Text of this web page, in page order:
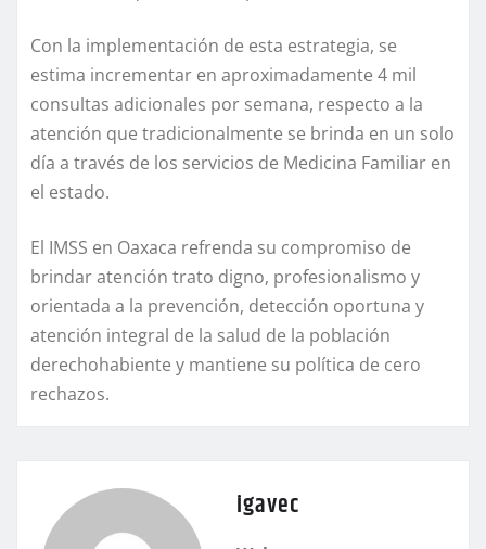
Con la implementación de esta estrategia, se
estima incrementar en aproximadamente 4 mil
consultas adicionales por semana, respecto a la
atención que tradicionalmente se brinda en un solo
día a través de los servicios de Medicina Familiar en
el estado.
El IMSS en Oaxaca refrenda su compromiso de
brindar atención trato digno, profesionalismo y
orientada a la prevención, detección oportuna y
atención integral de la salud de la población
derechohabiente y mantiene su política de cero
rechazos.
igavec